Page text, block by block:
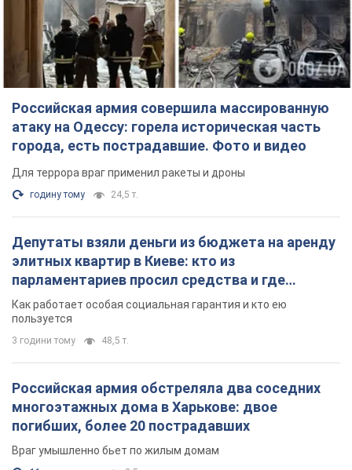
Депутаты взяли деньги из бюджета на аренду
элитных квартир в Киеве: кто из
парламентариев просил средства и где
Как работает особая социальная гарантия и кто ею
пользуется
3 години тому 48,5 т.
Российская армия обстреляла два соседних
многоэтажных дома в Харькове: двое
погибших, более 20 пострадавших
Враг умышленно бьет по жилым домам
11 хвилин тому 2,5 т.